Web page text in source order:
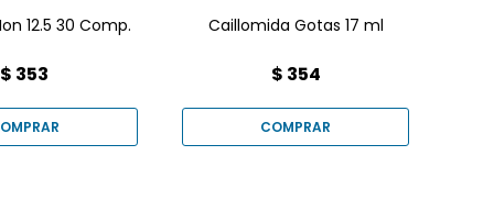
12.5 30 Comp.
$ 353
Caillomida Gotas 17 ml
$ 354